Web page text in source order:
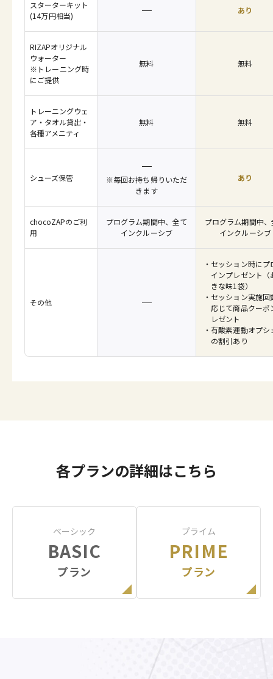
スターターキット
(14万円相当)
あり
RIZAPオリジナル
ウォーター
※トレーニング時
にご提供
無料 無料
トレーニングウェ
ア・タオル貸出・
各種アメニティ
無料 無料
シューズ保管
※毎回お持ち帰りいただ
きます
あり
chocoZAPのご利
用
プログラム期間中、全て
インクルーシブ
プログラム期間中
インクルーシブ
その他
セッション時にプ
インプレゼント（
きな味1袋）
セッション実施回
応じて商品クーポ
レゼント
有酸素運動オプシ
の割引あり
各プランの詳細はこちら
ベーシック
BASIC
プラン
プライム
PRIME
プラン